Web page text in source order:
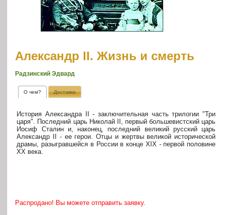
Александр II. Жизнь и смерть
Радзинский Эдвард
О чем? Доставка
История Александра II - заключительная часть трилогии "Три
царя". Последний царь Николай II, первый большевистский царь
Иосиф Сталин и, наконец, последний великий русский царь
Александр II - ее герои. Отцы и жертвы великой исторической
драмы, разыгравшейся в России в конце XIX - первой половине
XX века.
Распродано! Вы можете отправить заявку.